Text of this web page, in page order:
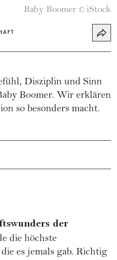
Baby Boomer © iStock
Disziplin und Sinn
Boomer. Wir erklären
so besonders macht.
der
die höchste
es jemals gab. Richtig